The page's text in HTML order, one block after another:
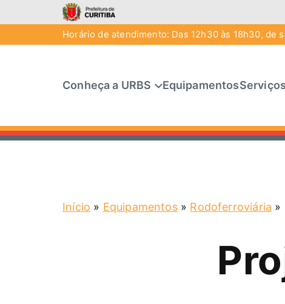
Horário de atendimento: Das 12h30 às 18h30, de
Conheça a URBS EquipamentosServiços
Início » Equipamentos» Rodoferroviária »